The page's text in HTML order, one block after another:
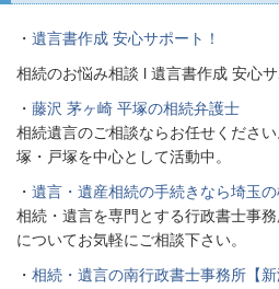
・ 遺言書作成 安心サポート！
相続のお悩み相談 l 遺言書作成 安心
・ 藤沢 茅ヶ崎 平塚の相続弁護士
相続遺言のご相談ならお任せくださ
塚・戸塚を中心として活動中。
・ 遺言・遺産相続の手続きなら埼玉
相続・遺言を専門とする行政書士事
についてお気軽にご相談下さい。
・ 相続・遺言の南行政書士事務所【新